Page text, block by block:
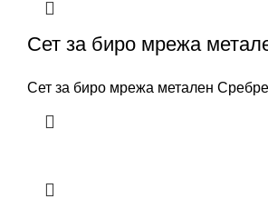
Сет за биро мрежа
Сет за биро мрежа метален